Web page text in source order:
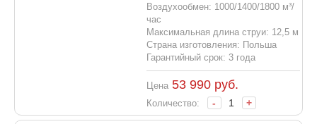
Воздухообмен: 1000/1400/1800 м³/
час
Максимальная длина струи: 12,5 м
Страна изготовления: Польша
Гарантийный срок: 3 года
Цена 53 990руб.
Количество: - +